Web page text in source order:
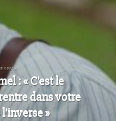
SPEAK
: « C’est le
dans votre
»